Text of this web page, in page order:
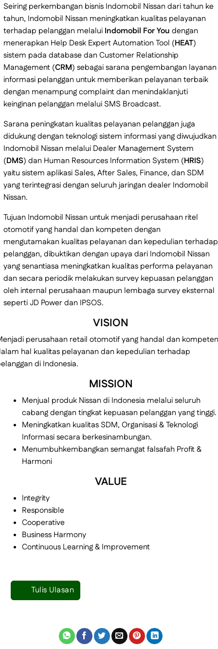
Seiring perkembangan bisnis Indomobil Nissan dari tahun ke
tahun, Indomobil Nissan meningkatkan kualitas pelayanan
terhadap pelanggan melalui Indomobil For You dengan
menerapkan Help Desk Expert Automation Tool (HEAT)
sistem pada database dan Customer Relationship
Management (CRM) sebagai sarana pengembangan layanan
informasi pelanggan untuk memberikan pelayanan terbaik
dengan menampung complaint dan menindaklanjuti
keinginan pelanggan melalui SMS Broadcast.
Sarana peningkatan kualitas pelayanan pelanggan juga
didukung dengan teknologi sistem informasi yang diwujudkan
Indomobil Nissan melalui Dealer Management System
(DMS) dan Human Resources Information System (HRIS)
yaitu sistem aplikasi Sales, After Sales, Finance, dan SDM
yang terintegrasi dengan seluruh jaringan dealer Indomobil
Nissan.
Tujuan Indomobil Nissan untuk menjadi perusahaan ritel
otomotif yang handal dan kompeten dengan
mengutamakan kualitas pelayanan dan kepedulian terhadap
pelanggan, dibuktikan dengan upaya dari Indomobil Nissan
yang senantiasa meningkatkan kualitas performa pelayanan
dan secara periodik melakukan survey kepuasan pelanggan
oleh internal perusahaan maupun lembaga survey eksternal
seperti JD Power dan IPSOS.
VISION
perusahaan retail otomotif yang handal dan kompeten
hal kualitas pelayanan dan kepedulian terhadap
di Indonesia.
MISSION
Menjual produk Nissan di Indonesia melalui seluruh
cabang dengan tingkat kepuasan pelanggan yang tinggi.
Meningkatkan kualitas SDM, Organisasi & Teknologi
Informasi secara berkesinambungan.
Menumbuhkembangkan semangat falsafah Profit &
Harmoni
VALUE
Integrity
Responsible
Cooperative
Business Harmony
Continuous Learning & Improvement
Tulis Ulasan